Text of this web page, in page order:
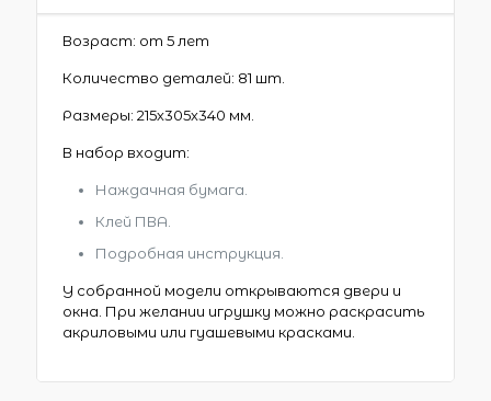
Возраст: от 5 лет
Количество деталей: 81 шт.
Размеры: 215х305х340 мм.
В набор входит:
Наждачная бумага.
Клей ПВА.
Подробная инструкция.
У собранной модели открываются двери и
окна. При желании игрушку можно раскрасить
акриловыми или гуашевыми красками.